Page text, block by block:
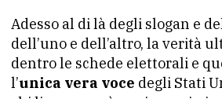
Adesso al di là degli slogan e
dell’uno e dell’altro, la verità
dentro le schede elettorali e
l’unica vera voce degli Stati